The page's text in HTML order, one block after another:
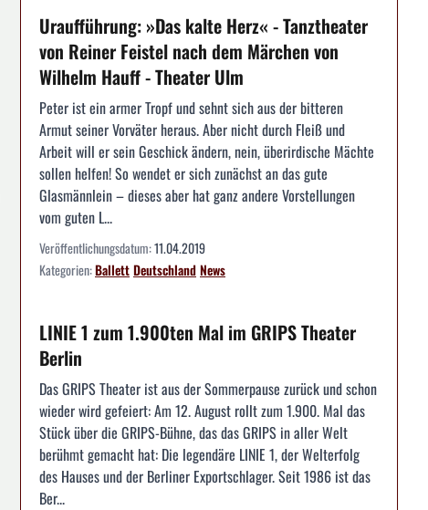
Uraufführung: »Das kalte Herz« - Tanztheater
von Reiner Feistel nach dem Märchen von
Wilhelm Hauff - Theater Ulm
Peter ist ein armer Tropf und sehnt sich aus der bitteren
Armut seiner Vorväter heraus. Aber nicht durch Fleiß und
Arbeit will er sein Geschick ändern, nein, überirdische Mächte
sollen helfen! So wendet er sich zunächst an das gute
Glasmännlein – dieses aber hat ganz andere Vorstellungen
vom guten L...
Veröffentlichungsdatum:11.04.2019
Kategorien:BallettDeutschlandNews
LINIE 1 zum 1.900ten Mal im GRIPS Theater
Berlin
Das GRIPS Theater ist aus der Sommerpause zurück und schon
wieder wird gefeiert: Am 12. August rollt zum 1.900. Mal das
Stück über die GRIPS-Bühne, das das GRIPS in aller Welt
berühmt gemacht hat: Die legendäre LINIE 1, der Welterfolg
des Hauses und der Berliner Exportschlager. Seit 1986 ist das
Ber...